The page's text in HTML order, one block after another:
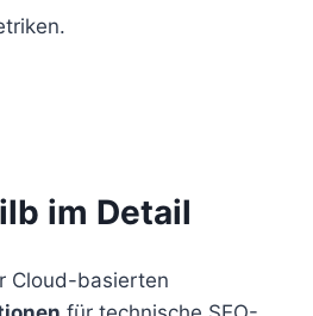
im Detail
Cloud-basierten